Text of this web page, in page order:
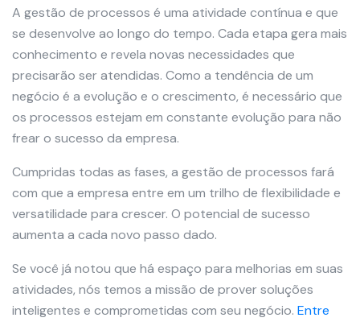
A gestão de processos é uma atividade contínua e que
se desenvolve ao longo do tempo. Cada etapa gera mais
conhecimento e revela novas necessidades que
precisarão ser atendidas. Como a tendência de um
negócio é a evolução e o crescimento, é necessário que
os processos estejam em constante evolução para não
frear o sucesso da empresa.
Cumpridas todas as fases, a gestão de processos fará
com que a empresa entre em um trilho de flexibilidade e
versatilidade para crescer. O potencial de sucesso
aumenta a cada novo passo dado.
Se você já notou que há espaço para melhorias em suas
atividades, nós temos a missão de prover soluções
inteligentes e comprometidas com seu negócio. Entre